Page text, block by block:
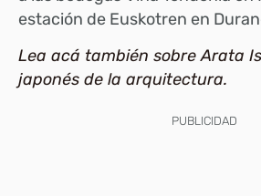
estación de Euskotren en
Lea acá también sobre Arata
japonés de la arquitectura.
PUBLICIDAD